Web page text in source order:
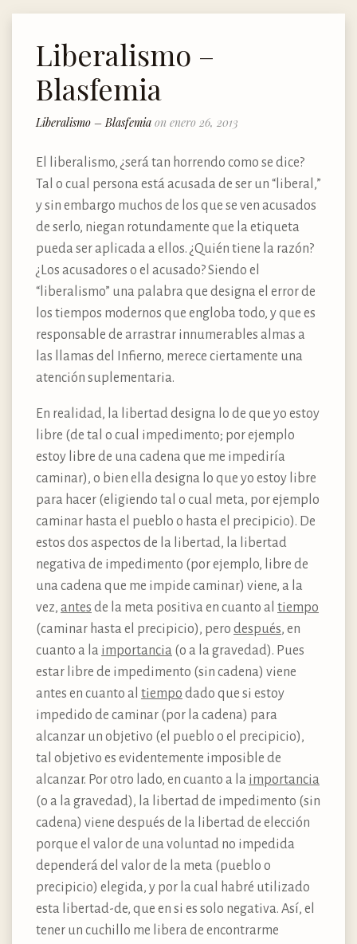
Liberalismo –
Blasfemia
Liberalismo – Blasfemia on enero 26, 2013
El liberalismo, ¿será tan horrendo como se dice?
Tal o cual persona está acusada de ser un “liberal,”
y sin embargo muchos de los que se ven acusados
de serlo, niegan rotundamente que la etiqueta
pueda ser aplicada a ellos. ¿Quién tiene la razón?
¿Los acusadores o el acusado? Siendo el
“liberalismo” una palabra que designa el error de
los tiempos modernos que engloba todo, y que es
responsable de arrastrar innumerables almas a
las llamas del Infierno, merece ciertamente una
atención suplementaria.
En realidad, la libertad designa lo de que yo estoy
libre (de tal o cual impedimento; por ejemplo
estoy libre de una cadena que me impediría
caminar), o bien ella designa lo que yo estoy libre
para hacer (eligiendo tal o cual meta, por ejemplo
caminar hasta el pueblo o hasta el precipicio). De
estos dos aspectos de la libertad, la libertad
negativa de impedimento (por ejemplo, libre de
una cadena que me impide caminar) viene, a la
vez, antes de la meta positiva en cuanto al tiempo
(caminar hasta el precipicio), pero después, en
cuanto a la importancia (o a la gravedad). Pues
estar libre de impedimento (sin cadena) viene
antes en cuanto al tiempo dado que si estoy
impedido de caminar (por la cadena) para
alcanzar un objetivo (el pueblo o el precipicio),
tal objetivo es evidentemente imposible de
alcanzar. Por otro lado, en cuanto a la importancia
(o a la gravedad), la libertad de impedimento (sin
cadena) viene después de la libertad de elección
porque el valor de una voluntad no impedida
dependerá del valor de la meta (pueblo o
precipicio) elegida, y por la cual habré utilizado
esta libertad-de, que en si es solo negativa. Así, el
tener un cuchillo me libera de encontrarme